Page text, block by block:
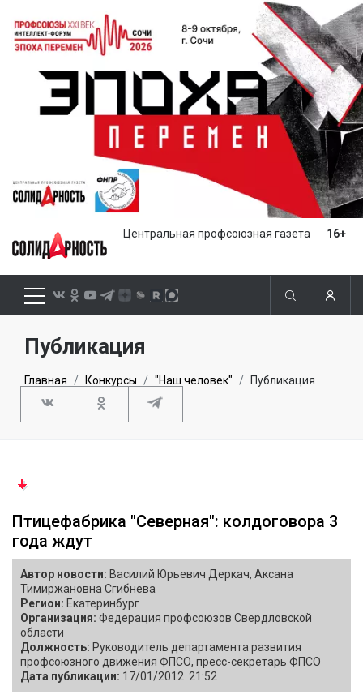
Центральная профсоюзная газета 16+
Публикация
Главная Конкурсы "Наш человек" Публикация
Птицефабрика "Северная": колдоговора 3
года ждут
Автор новости: Василий Юрьевич Деркач, Аксана
Тимиржановна Сгибнева
Регион: Екатеринбург
Организация: Федерация профсоюзов Свердловской
области
Должность: Руководитель департамента развития
профсоюзного движения ФПСО, пресс-секретарь ФПСО
Дата публикации: 17/01/2012 21:52